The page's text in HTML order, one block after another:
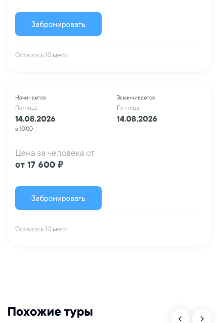
Забронировать
Осталось 10 мест
Начинается
Пятница
14.08.2026
в 10:00
Заканчивается
Пятница
14.08.2026
Цена за человека от
от 17 600 ₽
Забронировать
Осталось 10 мест
Похожие туры